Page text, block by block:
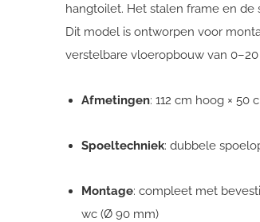
hangtoilet. Het stalen frame en
Dit model is ontworpen voor
verstelbare vloeropbouw van 0–20
Afmetingen: 112 cm hoog × 50
Spoeltechniek: dubbele
Montage: compleet met
wc (Ø 90 mm)